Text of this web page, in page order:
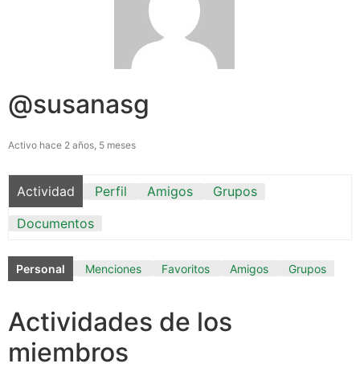
@susanasg
Activo hace 2 años, 5 meses
Actividad Perfil Amigos
Grupos
Documentos
Personal Menciones Favoritos Amigos Grupos
Actividades de los
miembros